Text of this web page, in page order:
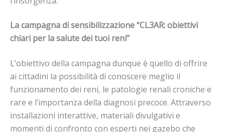
La campagna di sensibilizzazione “CL3AR: obiettivi
chiari per la salute dei tuoi reni”
L’obiettivo della campagna dunque è quello di offrire
ai cittadini la possibilità di conoscere meglio il
funzionamento dei reni, le patologie renali croniche e
rare e l’importanza della diagnosi precoce. Attraverso
installazioni interattive, materiali divulgativi e
momenti di confronto con esperti nei gazebo che